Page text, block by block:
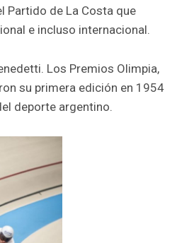
Partido de La Costa que
e incluso internacional.
Los Premios Olimpia,
su primera edición en 1954
deporte argentino.